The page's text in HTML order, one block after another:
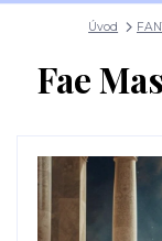
Úvod
Fae